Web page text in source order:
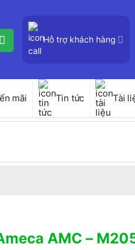
Hỗ trợ khách hàng
mãi Tin tức Tài
AMC –